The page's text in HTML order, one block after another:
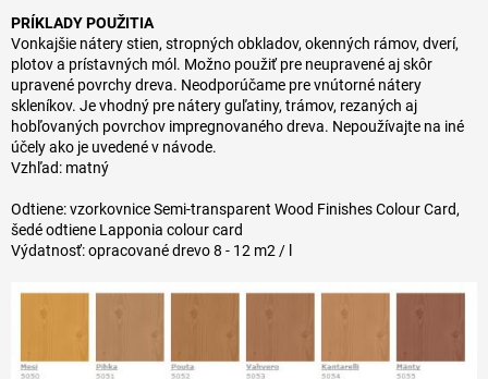
PRÍKLADY POUŽITIA
Vonkajšie nátery stien, stropných obkladov, okenných rámov, dverí,
plotov a prístavných mól. Možno použiť pre neupravené aj skôr
upravené povrchy dreva. Neodporúčame pre vnútorné nátery
skleníkov. Je vhodný pre nátery guľatiny, trámov, rezaných aj
hobľovaných povrchov impregnovaného dreva. Nepoužívajte na iné
účely ako je uvedené v návode.
Vzhľad: matný
Odtiene: vzorkovnice Semi-transparent Wood Finishes Colour Card,
šedé odtiene Lapponia colour card
Výdatnosť: opracované drevo 8 - 12 m2 / l